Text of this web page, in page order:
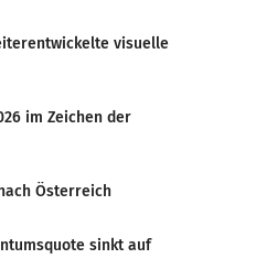
visuelle
im Zeichen der
Österreich
sinkt auf